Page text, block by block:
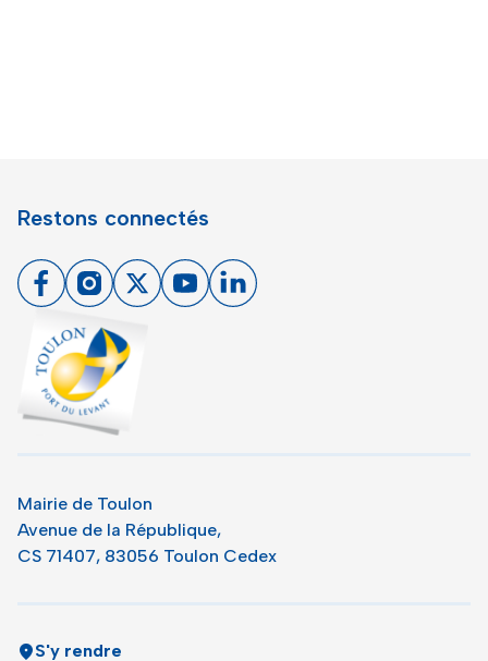
Restons connectés
FacebookInstagram
X YoutubeLinkedin
Mairie de Toulon
Avenue de la République,
CS 71407, 83056 Toulon Cedex
S'y rendre